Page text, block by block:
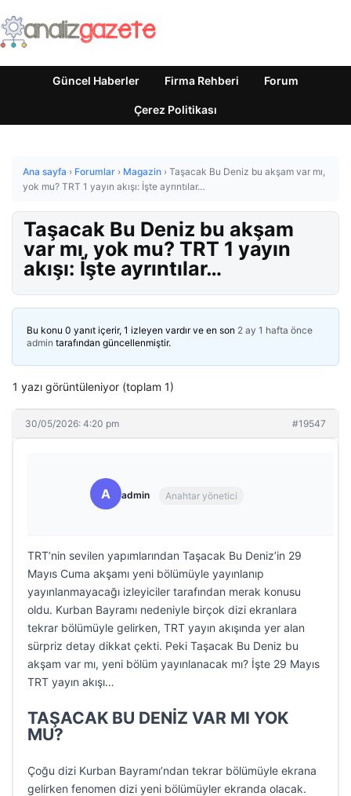
Güncel Haberler Firma Rehberi Forum
Çerez Politikası
Ana sayfa › Forumlar › Magazin › Taşacak Bu Deniz bu akşam var mı,
yok mu? TRT 1 yayın akışı: İşte ayrıntılar…
Taşacak Bu Deniz bu akşam
var mı, yok mu? TRT 1 yayın
akışı: İşte ayrıntılar…
Bu konu 0 yanıt içerir, 1 izleyen vardır ve en son 2 ay 1 hafta önce
admin tarafından güncellenmiştir.
1 yazı görüntüleniyor (toplam 1)
30/05/2026: 4:20 pm #19547
A admin Anahtar yönetici
TRT’nin sevilen yapımlarından Taşacak Bu Deniz’in 29
Mayıs Cuma akşamı yeni bölümüyle yayınlanıp
yayınlanmayacağı izleyiciler tarafından merak konusu
oldu. Kurban Bayramı nedeniyle birçok dizi ekranlara
tekrar bölümüyle gelirken, TRT yayın akışında yer alan
sürpriz detay dikkat çekti. Peki Taşacak Bu Deniz bu
akşam var mı, yeni bölüm yayınlanacak mı? İşte 29 Mayıs
TRT yayın akışı…
TAŞACAK BU DENİZ VAR MI YOK
MU?
Çoğu dizi Kurban Bayramı’ndan tekrar bölümüyle ekrana
gelirken fenomen dizi yeni bölümüyler ekranda olacak.